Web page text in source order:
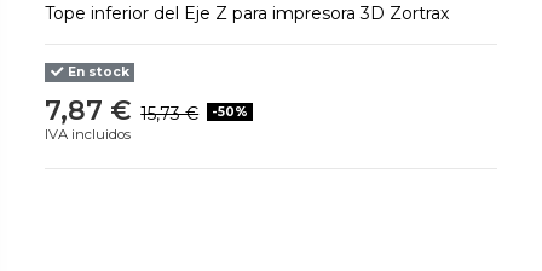
Tope inferior del Eje Z para impresora 3D Zortrax
En stock
7,87 € 15,73 € -50%
IVA incluidos